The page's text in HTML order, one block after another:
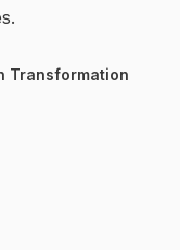
Transformation